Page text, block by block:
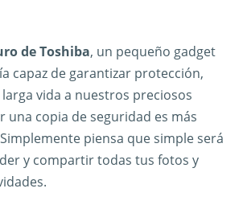
de Toshiba, un pequeño gadget
capaz de garantizar protección,
vida a nuestros preciosos
una copia de seguridad es más
piensa que simple será
y compartir todas tus fotos y